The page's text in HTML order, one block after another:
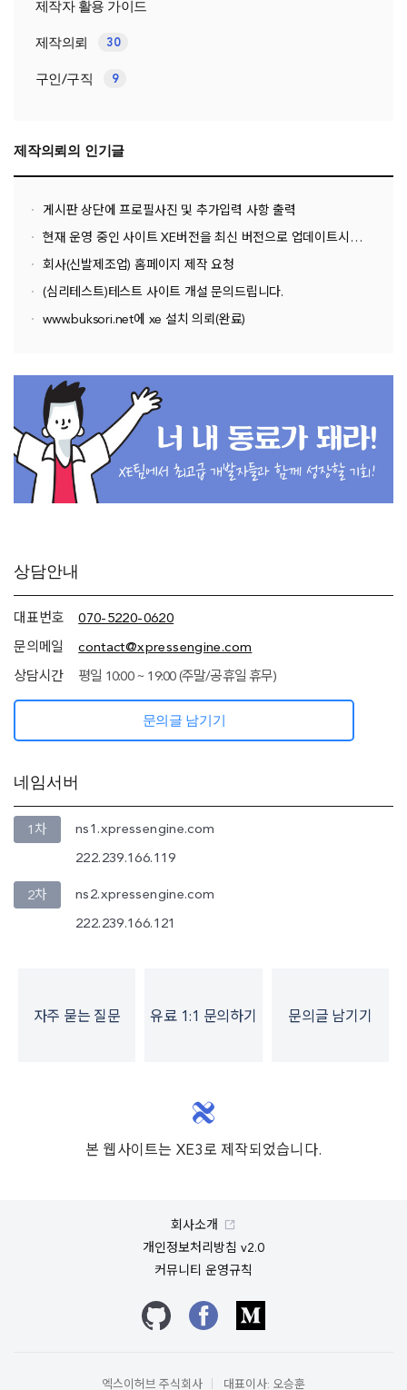
제작자 활용 가이드
제작의뢰 30
구인/구직 9
제작의뢰의 인기글
게시판 상단에 프로필사진 및 추가입력 사항 출력
현재 운영 중인 사이트 XE버전을 최신 버전으로 업데이트시키고 싶습니다
회사(신발제조업) 홈페이지 제작 요청
(심리테스트)테스트 사이트 개설 문의드립니다.
www.buksori.net에 xe 설치 의뢰(완료)
추가
정보
네임서버
정보)
상담안내
대표번호 070-5220-0620
문의메일 contact@xpressengine.com
상담시간 평일 10:00 ~ 19:00 (주말/공휴일 휴무)
문의글 남기기
네임서버
1차 ns1.xpressengine.com
222.239.166.119
2차 ns2.xpressengine.com
222.239.166.121
자주 묻는 질문 유료 1:1 문의하기 문의글 남기기
본 웹사이트는 XE3로 제작되었습니다.
회사소개
개인정보처리방침 v2.0
커뮤니티 운영규칙
깃허브 페이스북 미디엄
엑스이허브 주식회사 대표이사: 오승훈